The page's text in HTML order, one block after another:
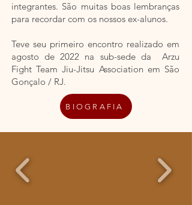
integrantes. São muitas boas lembranças
para recordar com os nossos ex-alunos.
Teve seu primeiro encontro realizado em
agosto de 2022 na sub-sede da Arzu
Fight Team Jiu-Jitsu Association em São
Gonçalo / RJ.
BIOGRAFIA